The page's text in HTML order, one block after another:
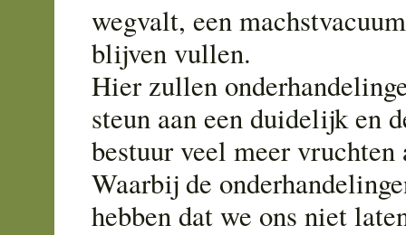
wegvalt, een
blijven vullen.
Hier zullen
steun aan een duidelijk en
bestuur veel meer vruchten
Waarbij de
hebben dat we ons niet